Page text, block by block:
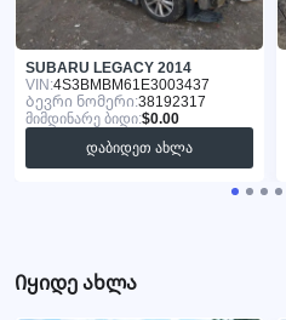
SUBARU LEGACY 2014
VIN:4S3BMBM61E3003437
Ბევრი ნომერი:38192317
მიმდინარე ბიდი:$0.00
დაბიდეთ ახლა
Იყიდე ახლა